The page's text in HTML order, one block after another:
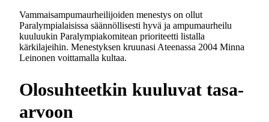
Vammaisampumaurheilijoiden menestys on ollut
Paralympialaisissa säännöllisesti hyvä ja ampumaurheilu
kuuluukin Paralympiakomitean prioriteetti listalla
kärkilajeihin. Menestyksen kruunasi Ateenassa 2004 Minna
Leinonen voittamalla kultaa.
Olosuhteetkin kuuluvat tasa-
arvoon